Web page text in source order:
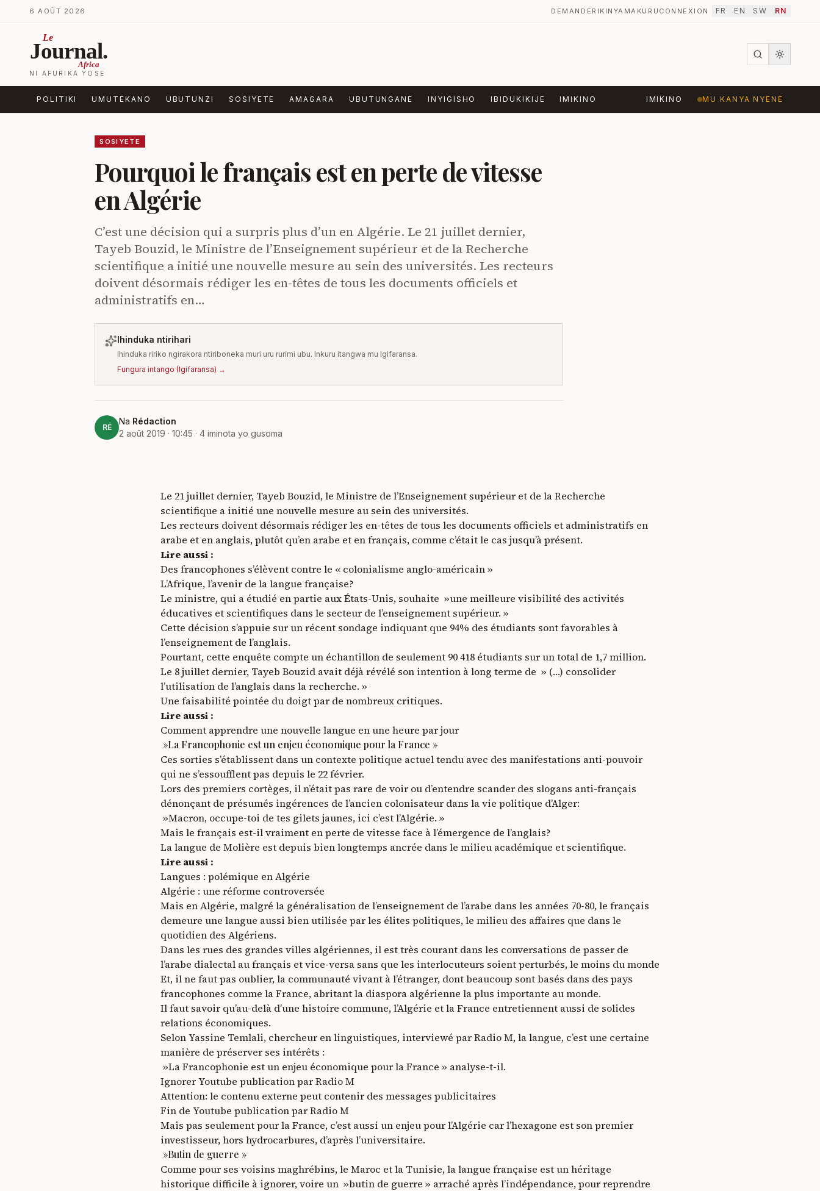
Ja ku biri muri urupapuro
6 AOÛT 2026 DEMANDER IKINYAMAKURU CONNEXION · FR EN SW RN
Le
Journal.
Africa
NI AFURIKA YOSE
POLITIKI UMUTEKANO UBUTUNZI SOSIYETE AMAGARA UBUTUNGANE INYIGISHO IBIDUKIKIJE IMIKINO IMIKINO MU KANYA NYENE
SOSIYETE
Pourquoi le français est en perte de vitesse
en Algérie
C’est une décision qui a surpris plus d’un en Algérie. Le 21 juillet dernier,
Tayeb Bouzid, le Ministre de l’Enseignement supérieur et de la Recherche
scientifique a initié une nouvelle mesure au sein des universités. Les recteurs
doivent désormais rédiger les en-têtes de tous les documents officiels et
administratifs en…
Ihinduka ntirihari
Ihinduka ririko ngirakora ntiriboneka muri uru rurimi ubu. Inkuru itangwa mu Igifaransa.
Fungura intango (Igifaransa) →
RÉ
Na Rédaction
2 août 2019 · 10:45 ·4 iminota yo gusoma
Le 21 juillet dernier, Tayeb Bouzid, le Ministre de l’Enseignement supérieur et de la Recherche
scientifique a initié une nouvelle mesure au sein des universités.
Les recteurs doivent désormais rédiger les en-têtes de tous les documents officiels et administratifs en
arabe et en anglais, plutôt qu’en arabe et en français, comme c’était le cas jusqu’à présent.
Lire aussi :
Des francophones s’élèvent contre le « colonialisme anglo-américain »
L’Afrique, l’avenir de la langue française?
Le ministre, qui a étudié en partie aux États-Unis, souhaite »une meilleure visibilité des activités
éducatives et scientifiques dans le secteur de l’enseignement supérieur. »
Cette décision s’appuie sur un récent sondage indiquant que 94% des étudiants sont favorables à
l’enseignement de l’anglais.
Pourtant, cette enquête compte un échantillon de seulement 90 418 étudiants sur un total de 1,7 million.
Le 8 juillet dernier, Tayeb Bouzid avait déjà révélé son intention à long terme de » (…) consolider
l’utilisation de l’anglais dans la recherche. »
Une faisabilité pointée du doigt par de nombreux critiques.
Lire aussi :
Comment apprendre une nouvelle langue en une heure par jour
»La Francophonie est un enjeu économique pour la France »
Ces sorties s’établissent dans un contexte politique actuel tendu avec des manifestations anti-pouvoir
qui ne s’essoufflent pas depuis le 22 février.
Lors des premiers cortèges, il n’était pas rare de voir ou d’entendre scander des slogans anti-français
dénonçant de présumés ingérences de l’ancien colonisateur dans la vie politique d’Alger:
»Macron, occupe-toi de tes gilets jaunes, ici c’est l’Algérie. »
Mais le français est-il vraiment en perte de vitesse face à l’émergence de l’anglais?
La langue de Molière est depuis bien longtemps ancrée dans le milieu académique et scientifique.
Lire aussi :
Langues : polémique en Algérie
Algérie : une réforme controversée
Mais en Algérie, malgré la généralisation de l’enseignement de l’arabe dans les années 70-80, le français
demeure une langue aussi bien utilisée par les élites politiques, le milieu des affaires que dans le
quotidien des Algériens.
Dans les rues des grandes villes algériennes, il est très courant dans les conversations de passer de
l’arabe dialectal au français et vice-versa sans que les interlocuteurs soient perturbés, le moins du monde
Et, il ne faut pas oublier, la communauté vivant à l’étranger, dont beaucoup sont basés dans des pays
francophones comme la France, abritant la diaspora algérienne la plus importante au monde.
Il faut savoir qu’au-delà d’une histoire commune, l’Algérie et la France entretiennent aussi de solides
relations économiques.
Selon Yassine Temlali, chercheur en linguistiques, interviewé par Radio M, la langue, c’est une certaine
manière de préserver ses intérêts :
»La Francophonie est un enjeu économique pour la France » analyse-t-il.
Ignorer Youtube publication par Radio M
Attention: le contenu externe peut contenir des messages publicitaires
Fin de Youtube publication par Radio M
Mais pas seulement pour la France, c’est aussi un enjeu pour l’Algérie car l’hexagone est son premier
investisseur, hors hydrocarbures, d’après l’universitaire.
»Butin de guerre »
Comme pour ses voisins maghrébins, le Maroc et la Tunisie, la langue française est un héritage
historique difficile à ignorer, voire un »butin de guerre » arraché après l’indépendance, pour reprendre